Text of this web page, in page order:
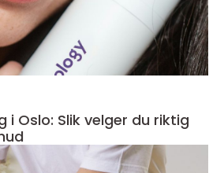
i Oslo: Slik velger du riktig